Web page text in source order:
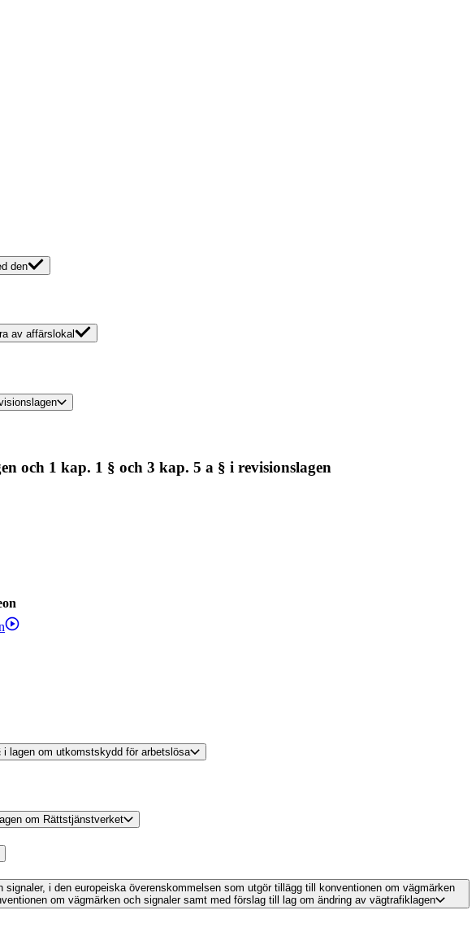
den
av affärslokal
och 1 kap. 1 § och 3 kap. 5 a § i revisionslagen
lagen om utkomstskydd för arbetslösa
om Rättstjänstverket
i den europeiska överenskommelsen som utgör tillägg till konventionen om vägmärken
om vägmärken och signaler samt med förslag till lag om ändring av vägtrafiklagen